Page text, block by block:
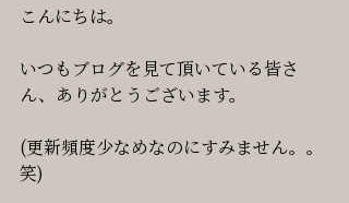
こんにちは。
いつもブログを見て頂いている皆さ
ん、ありがとうございます。
(更新頻度少なめなのにすみません。。
笑)